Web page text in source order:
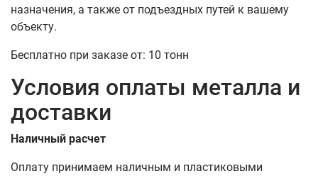
назначения, а также от подъездных путей к вашему
объекту.
Бесплатно при заказе от: 10 тонн
Условия оплаты металла и
доставки
Наличный расчет
Оплату принимаем наличным и пластиковыми